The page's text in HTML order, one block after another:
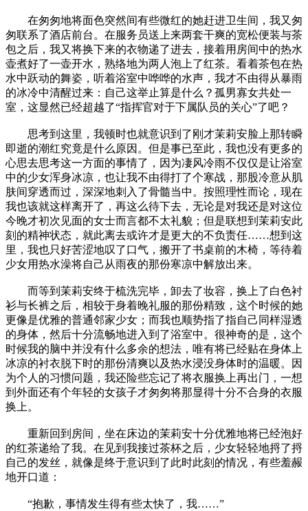
在匆匆地将面色突然间有些微红的她赶进卫生间，我又匆
匆联系了酒店前台。在服务员送上来两套干爽的宽松便装与茶
包之后，我又将换下来的衣物递了进去，接着用房间中的热水
壶煮好了一壶开水，熟络地为两人泡上了红茶。看着茶包在热
水中跃动的舞姿，听着浴室中哗哗的水声，我才不由得从暴雨
的冰冷中清醒过来：自己这举止算是什么？孤男寡女共处一
室，这显然已经超越了“指挥官对于下属队员的关心”了吧？
思考到这里，我顿时也就意识到了刚才茉莉安脸上那转瞬
即逝的潮红究竟是什么原因。但是事已至此，我也没有更多的
心思去思考这一方面的事情了，因为凄风冷雨不仅仅是让浴室
中的少女浑身冰凉，也让我不由得打了个寒战，那股冷意从肌
肤间穿透而过，深深地刺入了骨髓当中。按照理性而论，现在
我也该就这样离开了，再这么待下去，无论是对我还是对这位
今晚才初次见面的女士而言都不太礼貌；但是联想到茉莉安此
刻的精神状态，就此离去或许才是更大的不负责任……想到这
里，我也只好苦涩地叹了口气，搬开了书桌前的木椅，等待着
少女用热水澡将自己从雨夜的那份寒凉中解放出来。
而等到茉莉安终于梳洗完毕，卸去了妆容，换上了白色衬
衫与长裤之后，相较于身着晚礼服的那份精致，这个时候的她
更像是优雅的普通邻家少女；而我也顺势指了指自己同样湿透
的身体，然后十分流畅地进入到了浴室中。很神奇的是，这个
时候我的脑中并没有什么多余的想法，唯有将已经贴在身体上
冰凉的衬衣脱下时的那份清爽以及热水浸没身体时的温暖。因
为个人的习惯问题，我还险些忘记了将衣服换上再出门，一想
到外面还有个年轻的女孩子才匆匆将那显得十分不合身的衣服
换上。
重新回到房间，坐在床边的茉莉安十分优雅地将已经泡好
的红茶递给了我。在见到我接过茶杯之后，少女轻轻地捋了捋
自己的发丝，就像是终于意识到了此时此刻的情况，有些羞赧
地开口道：
“抱歉，事情发生得有些太快了，我……”